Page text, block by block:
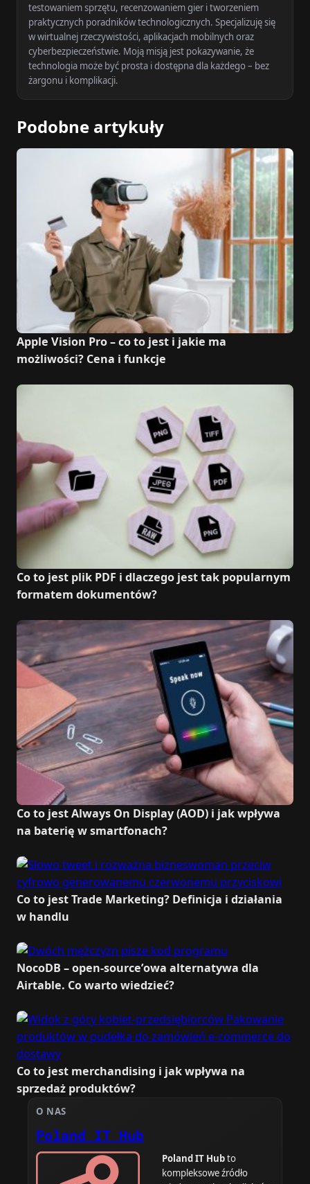
testowaniem sprzętu, recenzowaniem gier i tworzeniem
praktycznych poradników technologicznych. Specjalizuję się
w wirtualnej rzeczywistości, aplikacjach mobilnych oraz
cyberbezpieczeństwie. Moją misją jest pokazywanie, że
technologia może być prosta i dostępna dla każdego – bez
żargonu i komplikacji.
Podobne artykuły
Apple Vision Pro – co to jest i jakie ma
możliwości? Cena i funkcje
Co to jest plik PDF i dlaczego jest tak popularnym
formatem dokumentów?
Co to jest Always On Display (AOD) i jak wpływa
na baterię w smartfonach?
Co to jest Trade Marketing? Definicja i działania
w handlu
NocoDB – open-source’owa alternatywa dla
Airtable. Co warto wiedzieć?
Co to jest merchandising i jak wpływa na
sprzedaż produktów?
O NAS
Poland IT Hub
Poland IT Hubto
kompleksowe źródło